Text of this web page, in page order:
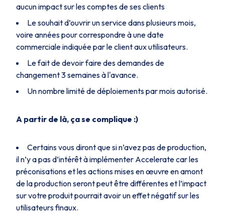
aucun impact sur les comptes de ses clients
Le souhait d’ouvrir un service dans plusieurs mois,
voire années pour correspondre à une date
commerciale indiquée par le client aux utilisateurs.
Le fait de devoir faire des demandes de
changement 3 semaines à l'avance.
Un nombre limité de déploiements par mois autorisé.
A partir de là, ça se complique :)
Certains vous diront que si n’avez pas de production,
il n’y a pas d’intérêt à implémenter Accelerate car les
préconisations et les actions mises en œuvre en amont
de la production seront peut être différentes et l’impact
sur votre produit pourrait avoir un effet négatif sur les
utilisateurs finaux.